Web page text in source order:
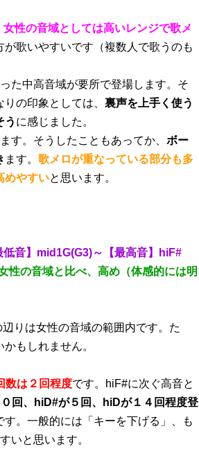
女性の音域としては高いレンジで歌メ
歌いやすいです（複数人で歌うのも
た中高音域が要所で登場します。そ
の印象としては、 裏声を上手く使う
う に感じました。
。そうしたこともあってか、 ボー
ます。 歌メロが重なっている部分も多
めやすいと思います。
低音】mid1G(G3)～【最高音】hiF#
性の音域と比べ、高め（体感的には明
りは女性の音域の範囲内です。た
もしれません。
数は２回程度です。hiF#に次ぐ高音と
回、hiD#が５回、hiDが１４回程度登
。一般的には「キーを下げる」、も
いと思います。